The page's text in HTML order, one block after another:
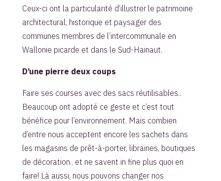
Ceux-ci ont la particularité d’illustrer le patrimoine
architectural, historique et paysager des
communes membres de l’intercommunale en
Wallonie picarde et dans le Sud-Hainaut.
D’une pierre deux coups
Faire ses courses avec des sacs réutilisables..
Beaucoup ont adopté ce geste et c’est tout
bénéfice pour l’environnement. Mais combien
d’entre nous acceptent encore les sachets dans
les magasins de prêt-à-porter, librairies, boutiques
de décoration.. et ne savent in fine plus quoi en
faire! Là aussi, nous pouvons changer nos